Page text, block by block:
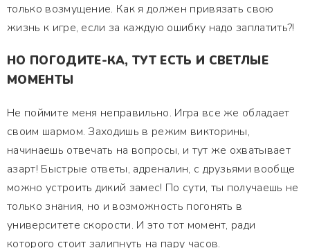
только возмущение. Как я должен привязать свою
жизнь к игре, если за каждую ошибку надо заплатить?!
НО ПОГОДИТЕ-КА, ТУТ ЕСТЬ И СВЕТЛЫЕ
МОМЕНТЫ
Не поймите меня неправильно. Игра все же обладает
своим шармом. Заходишь в режим викторины,
начинаешь отвечать на вопросы, и тут же охватывает
азарт! Быстрые ответы, адреналин, с друзьями вообще
можно устроить дикий замес! По сути, ты получаешь не
только знания, но и возможность погонять в
университете скорости. И это тот момент, ради
которого стоит залипнуть на пару часов.